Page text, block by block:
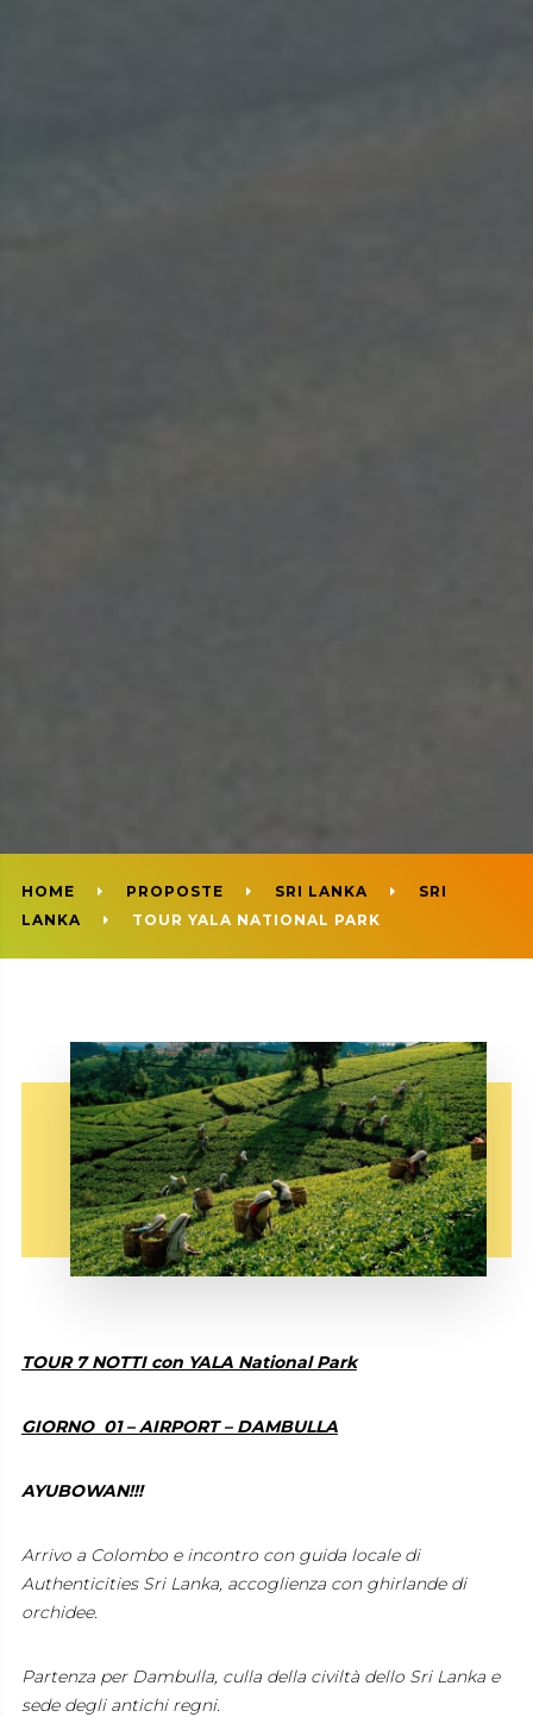
HOME PROPOSTE SRI LANKA
SRI
LANKA
TOUR YALA NATIONAL PARK
TOUR 7 NOTTI con YALA National Park
GIORNO 01 – AIRPORT – DAMBULLA
AYUBOWAN!!!
Arrivo a Colombo e incontro con guida locale di
Authenticities Sri Lanka, accoglienza con ghirlande di
orchidee.
Partenza per Dambulla, culla della civiltà dello Sri Lanka e
sede degli antichi regni.